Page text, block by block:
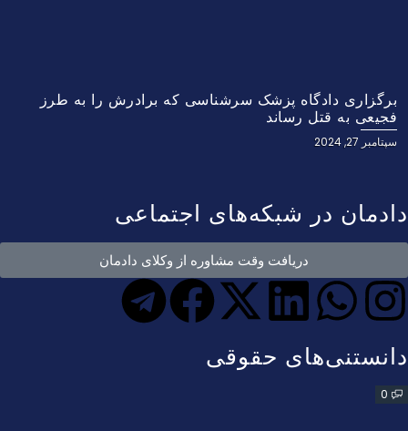
برگزاری دادگاه پزشک سرشناسی که برادرش را به طرز
فجیعی به قتل رساند
سپتامبر 27, 2024
دادمان در شبکه‌های اجتماعی
دریافت وقت مشاوره از وکلای دادمان
دانستنی‌های حقوقی
0